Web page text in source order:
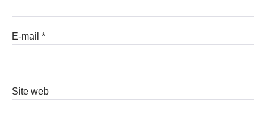
E-mail *
Site web